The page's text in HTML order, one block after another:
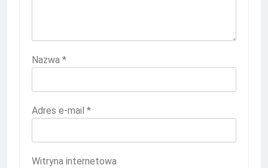
Nazwa *
Adres e-mail *
Witryna internetowa